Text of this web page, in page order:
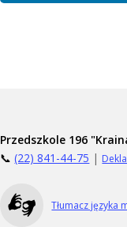
Przedszkole 196
📞(22) 841-44-75 |
Tłumacz języka